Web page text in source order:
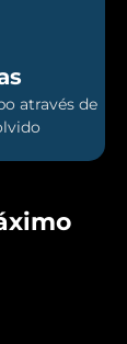
através de